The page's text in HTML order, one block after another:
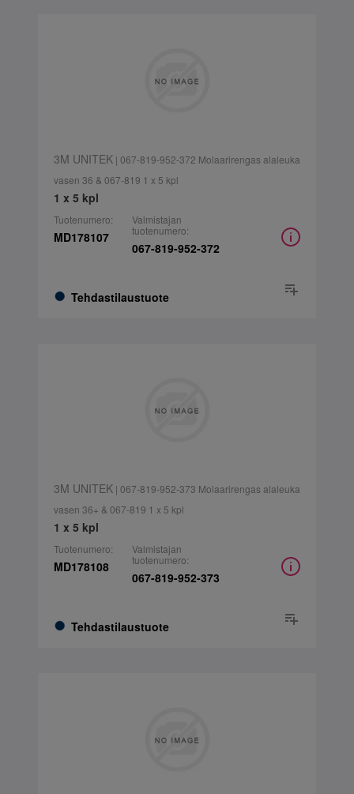
3M UNITEK| 067-819-952-372 Molaarirengas alaleuka
vasen 36 & 067-819 1 x 5 kpl
1 x 5 kpl
Tuotenumero:
MD178107
Tehdastilaustuote
Valmistajan
tuotenumero:
067-819-952-372
3M UNITEK| 067-819-952-373 Molaarirengas alaleuka
vasen 36+ & 067-819 1 x 5 kpl
1 x 5 kpl
Tuotenumero:
MD178108
Tehdastilaustuote
Valmistajan
tuotenumero:
067-819-952-373